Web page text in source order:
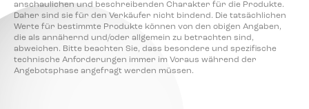
anschaulichen und beschreibenden Charakter für die Produkte.
Daher sind sie für den Verkäufer nicht bindend. Die tatsächlichen
Werte für bestimmte Produkte können von den obigen Angaben,
die als annähernd und/oder allgemein zu betrachten sind,
abweichen. Bitte beachten Sie, dass besondere und spezifische
technische Anforderungen immer im Voraus während der
Angebotsphase angefragt werden müssen.